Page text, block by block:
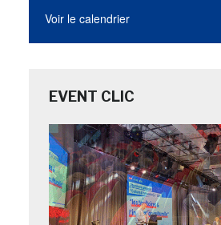
Voir le calendrier
EVENT CLIC